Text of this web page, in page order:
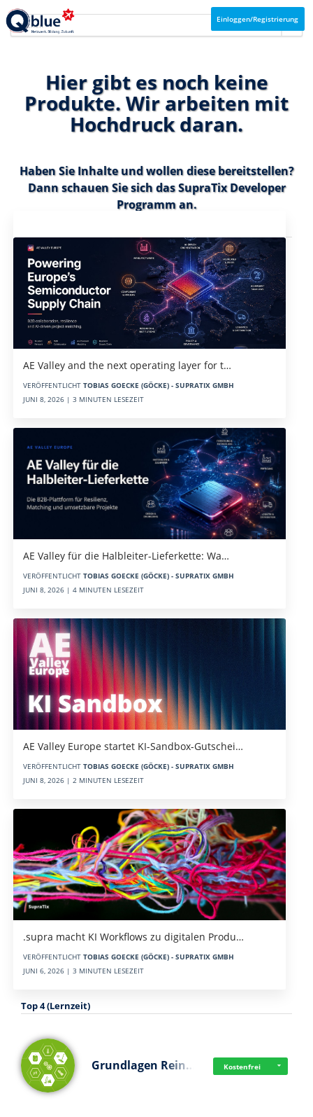
Einloggen/Registrierung
Hier gibt es noch keine
Produkte. Wir arbeiten mit
Hochdruck daran.
Haben Sie Inhalte und wollen diese bereitstellen?
Dann schauen Sie sich dasSupraTix Developer
Programman.
AE Valley and the next operating layer for t…
VERÖFFENTLICHT TOBIAS GOECKE (GÖCKE) - SUPRATIX GMBH
JUNI 8, 2026 | 3 MINUTEN LESEZEIT
AE Valley für die Halbleiter-Lieferkette: Wa…
VERÖFFENTLICHT TOBIAS GOECKE (GÖCKE) - SUPRATIX GMBH
JUNI 8, 2026 | 4 MINUTEN LESEZEIT
AE Valley Europe startet KI-Sandbox-Gutschei…
VERÖFFENTLICHT TOBIAS GOECKE (GÖCKE) - SUPRATIX GMBH
JUNI 8, 2026 | 2 MINUTEN LESEZEIT
.supra macht KI Workflows zu digitalen Produ…
VERÖFFENTLICHT TOBIAS GOECKE (GÖCKE) - SUPRATIX GMBH
JUNI 6, 2026 | 3 MINUTEN LESEZEIT
Top 4 (Lernzeit)
Grundlagen Rein… Kostenfrei